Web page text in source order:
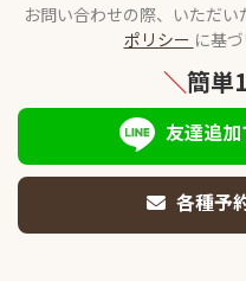
お問い合わせの際、いただい
ポリシー に基
＼簡単
友達追
各種予